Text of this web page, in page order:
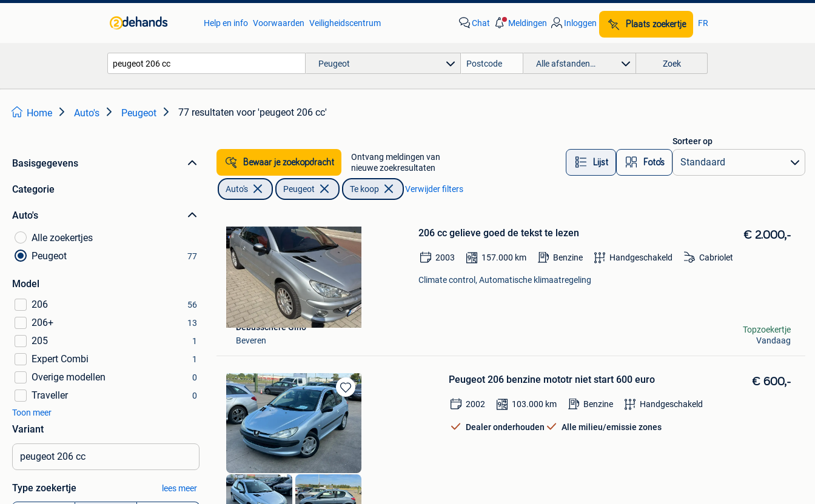
Help en info Voorwaarden Veiligheidscentrum Chat Meldingen Inloggen Plaats zoekertje FR
Peugeot Alle afstanden… Zoek
Home Auto's Peugeot 77 resultaten voor 'peugeot 206 cc'
Basisgegevens
Categorie
Auto's
Alle zoekertjes
Peugeot
77
Model
206
56
206+ 13
205 1
Expert Combi 1
Overige modellen 0
Traveller
0
Toon meer
Variant
Type zoekertje lees meer
Bewaar je zoekopdracht
Ontvang meldingen van
nieuwe zoekresultaten
Lijst Foto’s
Sorteer op
Auto's Peugeot Te koop Verwijder filters
Mijn
Favorieten
206 cc gelieve goed de tekst te lezen € 2.000,-
2003 157.000 km Benzine Handgeschakeld Cabriolet
Climate control, Automatische klimaatregeling
Debusschere Gino
Beveren
Topzoekertje
Vandaag
Bewaren
in
Mijn
Favorieten
Peugeot 206 benzine mototr niet start 600 euro € 600,-
2002 103.000 km Benzine Handgeschakeld
Dealer onderhouden Alle milieu/emissie zones